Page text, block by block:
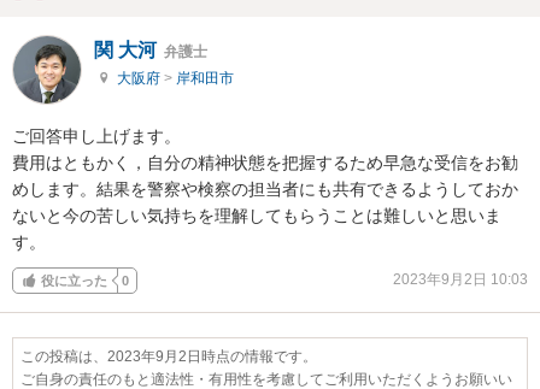
関 大河 弁護士
大阪府 > 岸和田市
ご回答申し上げます。
費用はともかく，自分の精神状態を把握するため早急な受信をお勧
めします。結果を警察や検察の担当者にも共有できるようしておか
ないと今の苦しい気持ちを理解してもらうことは難しいと思いま
す。
役に立った 0 2023年9月2日 10:03
この投稿は、2023年9月2日時点の情報です。
ご自身の責任のもと適法性・有用性を考慮してご利用いただくようお願いい